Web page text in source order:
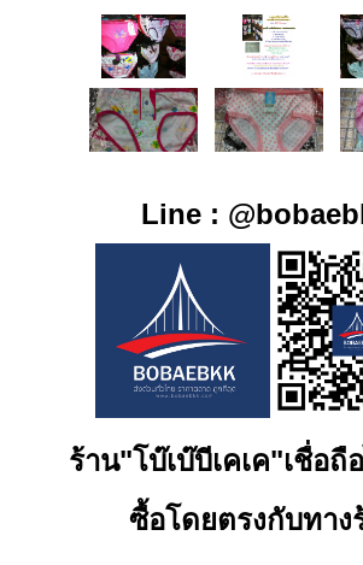
Line :
ร้าน"โบ๊เบ๊บีเคเค"เชื่อถื
ซื้อโดยตรงกับทาง